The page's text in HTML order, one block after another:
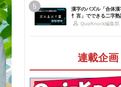
5
漢字のパズル「合体
忄言」でできる二字熟
QuizKnock編集部
連載企画